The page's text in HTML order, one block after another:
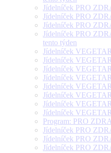
Jídelníček PRO
Jídelníček PRO
Jídelníček PRO
Jídelníček PRO
tento týden
Jídelníček
Jídelníček
Jídelníček
Jídelníček
Jídelníček
Jídelníček
Jídelníček
Jídelníček
Program: PRO
Jídelníček PRO
Jídelníček PRO
Jídelníček PRO